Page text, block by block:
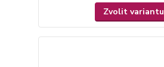
Zvolit variantu